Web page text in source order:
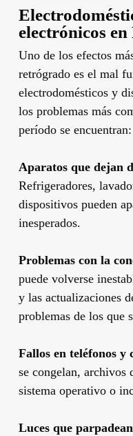
electrónicos
Uno de los efectos
retrógrado es el mal
electrodomésticos y
los problemas más
período se encuentran:
Aparatos que dejan
Refrigeradores,
dispositivos pueden
inesperados.
Problemas con la
puede volverse
y las actualizaciones
problemas de los que
Fallos en teléfonos y
se congelan, archivos
sistema operativo o
Luces que